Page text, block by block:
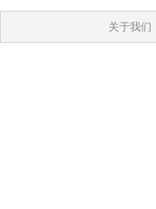
关于我们